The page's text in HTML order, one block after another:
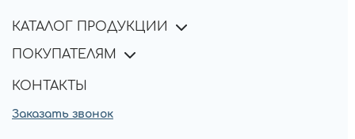
КАТАЛОГ ПРОДУКЦИИ
ПОКУПАТЕЛЯМ
КОНТАКТЫ
Заказать звонок